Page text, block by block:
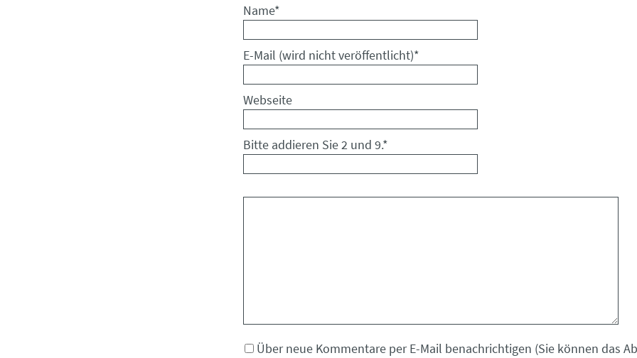
Pflichtfeld
Name*
Pflichtfeld
E-Mail (wird nicht veröffentlicht)*
Webseite
Bitte addieren Sie 2 und 9.*
Über neue Kommentare per E-Mail benachrichtigen (Sie können das